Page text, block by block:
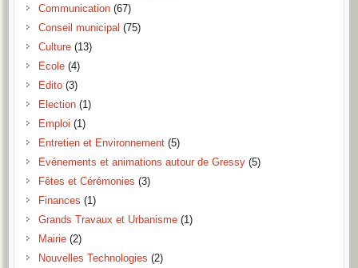
Communication(67)
Conseil municipal (75)
Culture(13)
Ecole(4)
Edito(3)
Election(1)
Emploi (1)
Entretien et Environnement(5)
Evénements et animations autour de Gressy(5)
Fêtes et Cérémonies (3)
Finances (1)
Grands Travaux et Urbanisme(1)
Mairie(2)
Nouvelles Technologies (2)